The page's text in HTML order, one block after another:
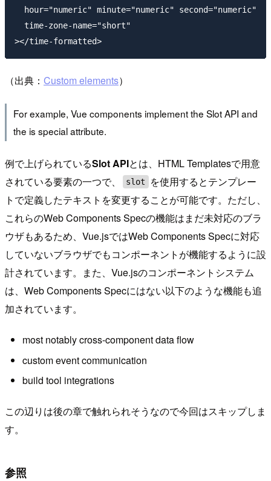
  hour="numeric" minute="numeric" second="numeric"
  time-zone-name="short"
（出典： Custom elements）
For example, Vue components implement the Slot API and
the is special attribute.
例で上げられているSlot APIとは、HTML Templatesで用意
されている要素の一つで、
slot
を使用するとテンプレー
トで定義したテキストを変更することが可能です。ただし、
これらのWeb Components Specの機能はまだ未対応のブラ
ウザもあるため、Vue.jsではWeb Components Specに対応
していないブラウザでもコンポーネントが機能するように設
計されています。また、Vue.jsのコンポーネントシステム
は、Web Components Specにはない以下のような機能も追
加されています。
most notably cross-component data flow
custom event communication
build tool integrations
この辺りは後の章で触れられそうなので今回はスキップしま
す。
参照